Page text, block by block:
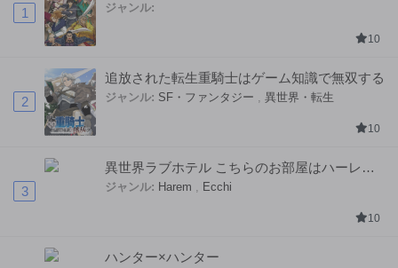
1 ジャンル:
10
2
追放された転生重騎士はゲーム知識で無双する
ジャンル: SF・ファンタジー , 異世界・転生
10
3
異世界ラブホテル こちらのお部屋はハーレム
です
ジャンル: Harem Ecchi
10
ハンター×ハンター